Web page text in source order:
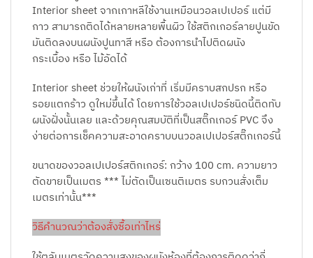
Interior sheet จากเกาหลีใช้งานเหมือนวอลเปเปอร์ แต่มี
กาว สามารถติดได้หลายหลายพื้นผิว ใช้สติกเกอร์ลายปูนขัด
มันติดลงบนผนังปูนทาสี หรือ ต้องการนำไปติดผนัง
กระเบื้อง หรือ ไม้อัดได้
Interior sheet ช่วยให้ผนังเก่าที่ เริ่มมีคราบสกปรก หรือ
รอยแตกร้าว ดูใหม่ขึ้นได้ โดยการใช้วอลเปเปอร์ชนิดนี้ติดทับ
ผนังฝั่งนั้นเลย และด้วยคุณสมบัติที่เป็นสติ๊กเกอร์ PVC จึง
ง่ายต่อการเช็คความสะอาดคราบบนวอลเปเปอร์สติ๊กเกอร์นี้
ขนาดของวอลเปเปอร์สติกเกอร์: กว้าง 100 cm. ความยาว
ตัดขายเป็นเมตร *** ไม่ตัดเป็นเซนติเมตร รบกวนสั่งเต็ม
เมตรเท่านั้น***
วิธีคำนวณว่าต้องสั่งซื้อเท่าไหร่